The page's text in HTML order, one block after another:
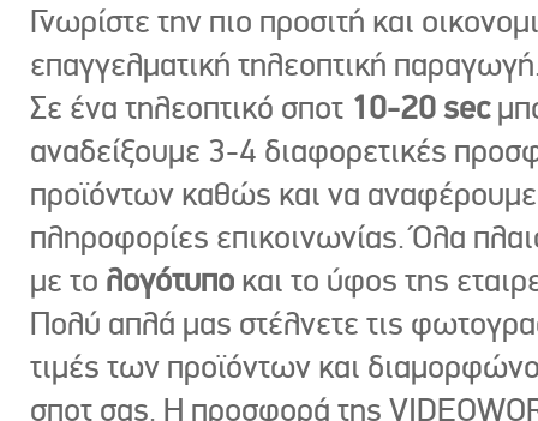
Γνωρίστε την πιο προσιτή και
επαγγελματική τηλεοπτική
Σε ένα τηλεοπτικό σποτ 10-20 sec
αναδείξουμε 3-4 διαφορετικές
προϊόντων καθώς και να
πληροφορίες επικοινωνίας. Όλα
με το λογότυπο και το ύφος της
Πολύ απλά μας στέλνετε τις
τιμές των προϊόντων και
σποτ σας. Η προσφορά της